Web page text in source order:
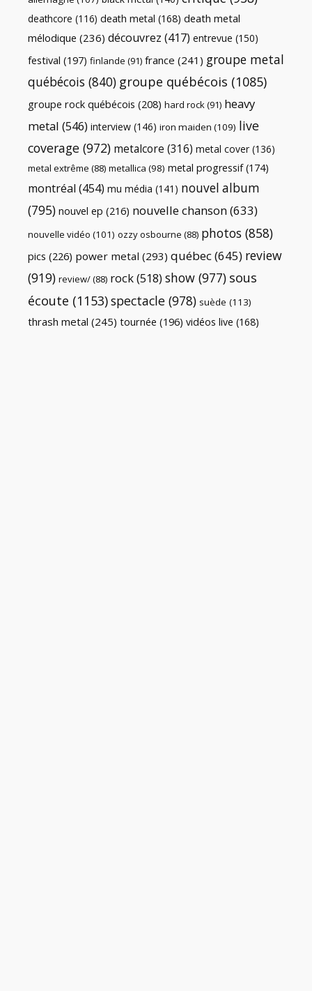
deathcore (116) death metal (168) death metal
mélodique (236) découvrez (417) entrevue (150)
festival (197) finlande (91) france (241) groupe metal
québécois (840) groupe québécois (1085)
groupe rock québécois (208) hard rock(91) heavy
metal (546) interview (146) iron maiden (109) live
coverage (972) metalcore (316) metal cover (136)
metal extrême (88) metallica (98) metal progressif(174)
montréal (454) mu média (141) nouvel album
(795) nouvel ep (216) nouvelle chanson(633)
nouvelle vidéo (101) ozzy osbourne (88) photos (858)
pics (226) power metal (293) québec(645) review
(919) review/(88) rock(518) show (977) sous
écoute (1153)spectacle (978) suède (113)
thrash metal (245) tournée (196) vidéos live (168)